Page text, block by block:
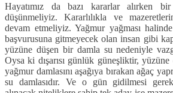
Hayatımız da bazı kararlar alırken
düşünmeliyiz. Kararlılıkla ve
devam etmeliyiz. Yağmur yağması
başvurusuna gitmeyecek olan insan gibi
yüzüne düşen bir damla su nedeniyle
Oysa ki dışarısı günlük güneşliktir,
yağmur damlasını aşağıya bırakan ağaç
su damlasıdır. Ve o gün gidilmesi